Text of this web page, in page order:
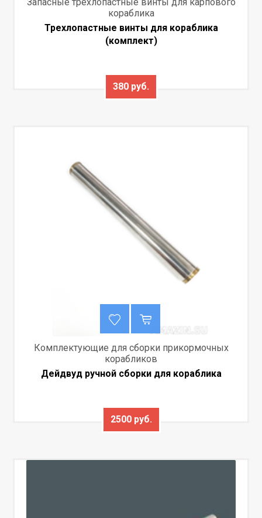
кораблика
Трехлопастные винты для кораблика
(комплект)
380 руб.
Комплектующие для сборки прикормочных
корабликов
Дейдвуд ручной сборки для кораблика
2500 руб.